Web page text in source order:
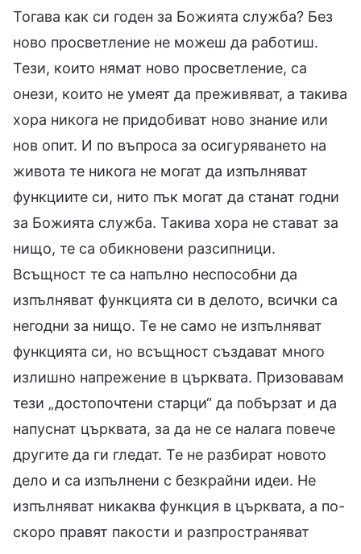
Тогава как си годен за Божията служба? Без
ново просветление не можеш да работиш.
Тези, които нямат ново просветление, са
онези, които не умеят да преживяват, а такива
хора никога не придобиват ново знание или
нов опит. И по въпроса за осигуряването на
живота те никога не могат да изпълняват
функциите си, нито пък могат да станат годни
за Божията служба. Такива хора не стават за
нищо, те са обикновени разсипници.
Всъщност те са напълно неспособни да
изпълняват функцията си в делото, всички са
негодни за нищо. Те не само не изпълняват
функцията си, но всъщност създават много
излишно напрежение в църквата. Призовавам
тези „достопочтени старци“ да побързат и да
напуснат църквата, за да не се налага повече
другите да ги гледат. Те не разбират новото
дело и са изпълнени с безкрайни идеи. Не
изпълняват никаква функция в църквата, а по-
скоро правят пакости и разпространяват